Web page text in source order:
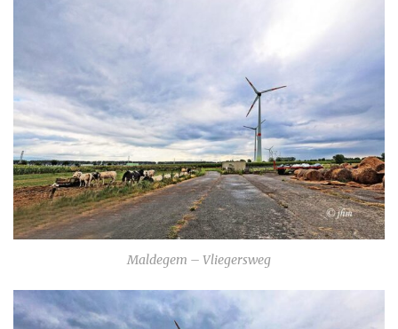
Maldegem – Vliegersweg